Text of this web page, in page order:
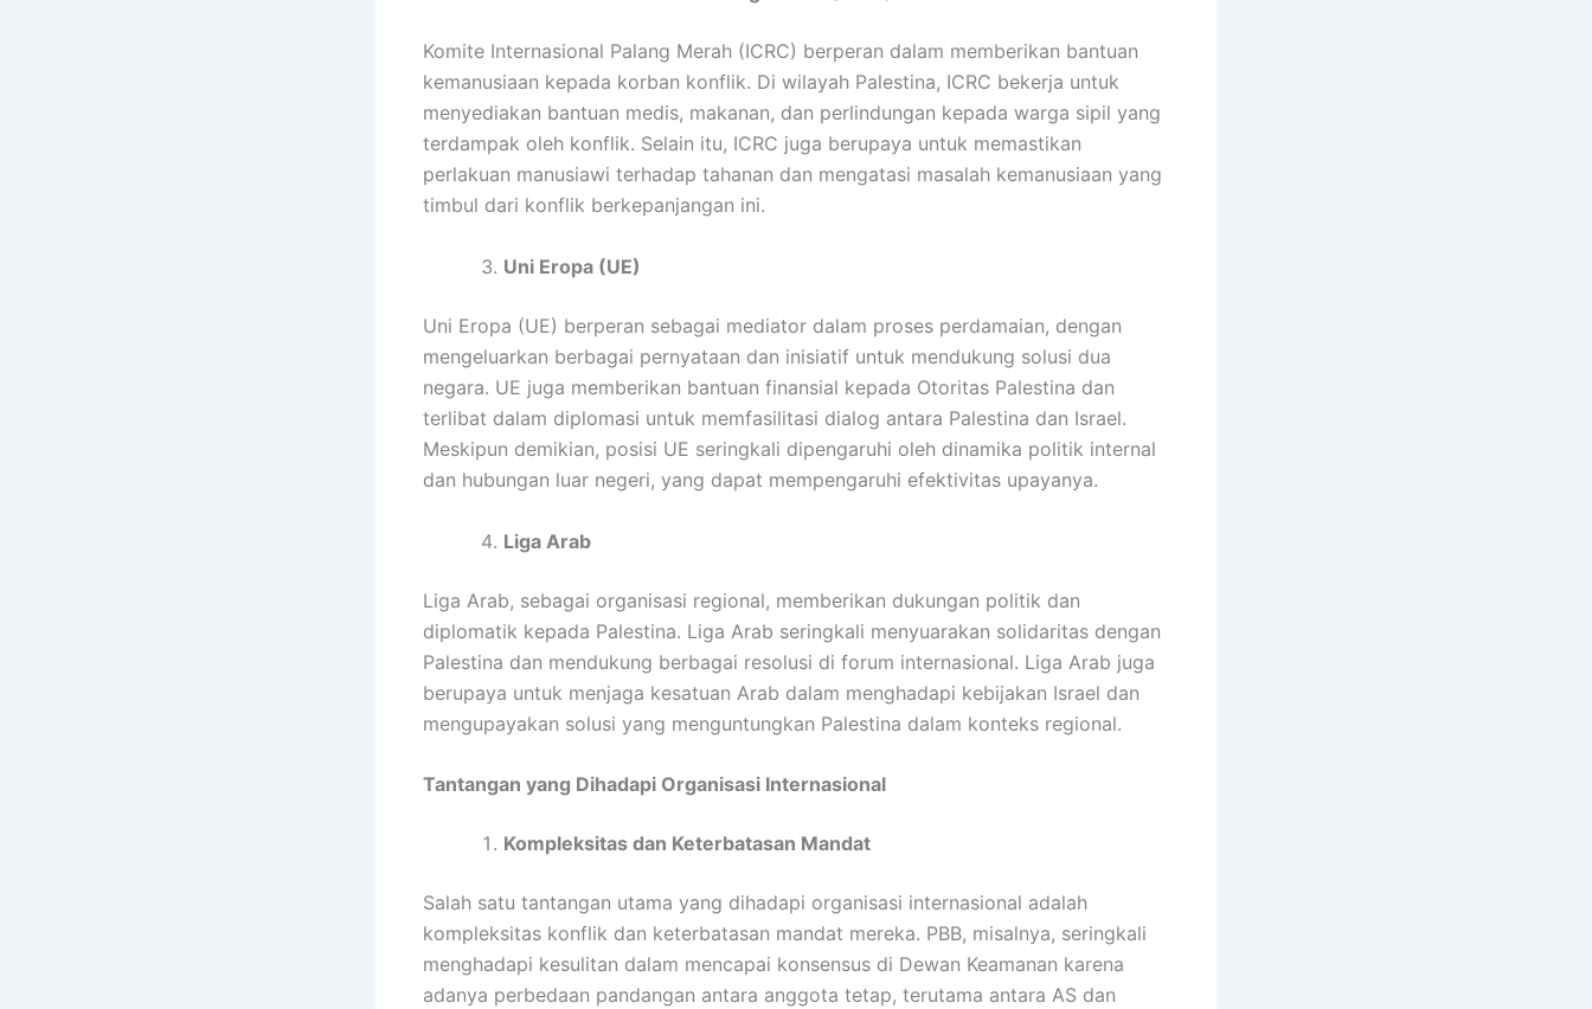
Komite Internasional Palang Merah (ICRC) berperan dalam memberikan bantuan
kemanusiaan kepada korban konflik. Di wilayah Palestina, ICRC bekerja untuk
menyediakan bantuan medis, makanan, dan perlindungan kepada warga sipil yang
terdampak oleh konflik. Selain itu, ICRC juga berupaya untuk memastikan
perlakuan manusiawi terhadap tahanan dan mengatasi masalah kemanusiaan yang
timbul dari konflik berkepanjangan ini.
Uni Eropa (UE)
Uni Eropa (UE) berperan sebagai mediator dalam proses perdamaian, dengan
mengeluarkan berbagai pernyataan dan inisiatif untuk mendukung solusi dua
negara. UE juga memberikan bantuan finansial kepada Otoritas Palestina dan
terlibat dalam diplomasi untuk memfasilitasi dialog antara Palestina dan Israel.
Meskipun demikian, posisi UE seringkali dipengaruhi oleh dinamika politik internal
dan hubungan luar negeri, yang dapat mempengaruhi efektivitas upayanya.
Liga Arab
Liga Arab, sebagai organisasi regional, memberikan dukungan politik dan
diplomatik kepada Palestina. Liga Arab seringkali menyuarakan solidaritas dengan
Palestina dan mendukung berbagai resolusi di forum internasional. Liga Arab juga
berupaya untuk menjaga kesatuan Arab dalam menghadapi kebijakan Israel dan
mengupayakan solusi yang menguntungkan Palestina dalam konteks regional.
Tantangan yang Dihadapi Organisasi Internasional
Kompleksitas dan Keterbatasan Mandat
Salah satu tantangan utama yang dihadapi organisasi internasional adalah
kompleksitas konflik dan keterbatasan mandat mereka. PBB, misalnya, seringkali
menghadapi kesulitan dalam mencapai konsensus di Dewan Keamanan karena
adanya perbedaan pandangan antara anggota tetap, terutama antara AS dan